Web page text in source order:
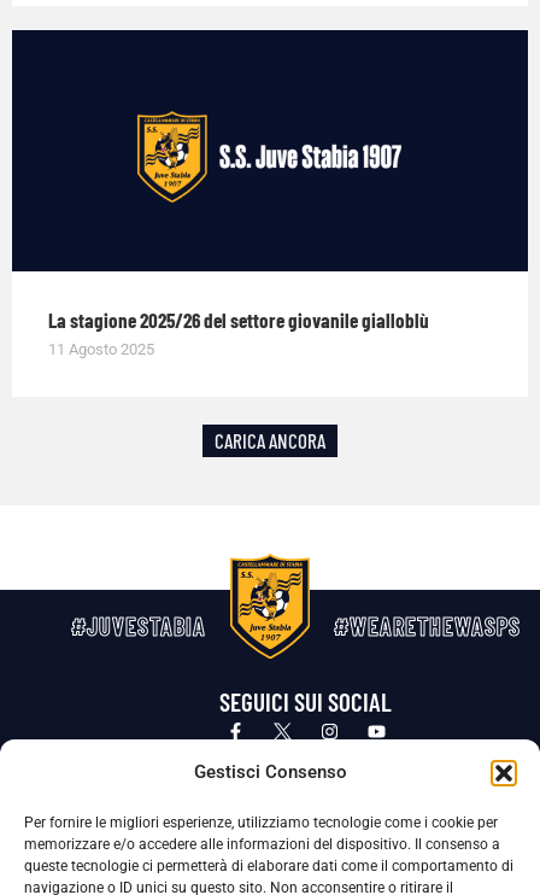
Gestisci Consenso
Per fornire le migliori esperienze, utilizziamo tecnologie come i cookie per
memorizzare e/o accedere alle informazioni del dispositivo. Il consenso a
queste tecnologie ci permetterà di elaborare dati come il comportamento di
navigazione o ID unici su questo sito. Non acconsentire o ritirare il
La stagione 2025/26 del settore giovanile gialloblù
11 Agosto 2025
CARICA ANCORA
#JUVESTABIA #WEARETHEWASPS
SEGUICI SUI SOCIAL
Privacy Policy Cookie Policy
La Società ha nominato il Responsabile della Protezione dei Dati Personali (DPO), figura specializzata che vigila sulle modalità
adottate dalla nostra Società per tutelare i Suoi dati personali.